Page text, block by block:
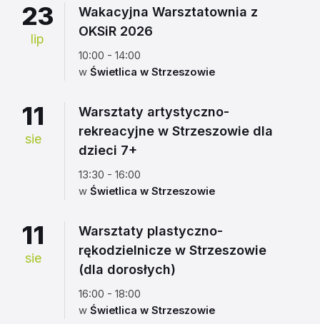
23
lip
Wakacyjna Warsztatownia z
OKSiR 2026
10:00 - 14:00
w Świetlica w Strzeszowie
11
sie
Warsztaty artystyczno-
rekreacyjne w Strzeszowie dla
dzieci 7+
13:30 - 16:00
w Świetlica w Strzeszowie
11
sie
Warsztaty plastyczno-
rękodzielnicze w Strzeszowie
(dla dorosłych)
16:00 - 18:00
w Świetlica w Strzeszowie